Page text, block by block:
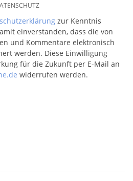
zur Kenntnis
einverstanden, dass die von
und Kommentare elektronisch
werden. Diese Einwilligung
für die Zukunft per E-Mail an
widerrufen werden.